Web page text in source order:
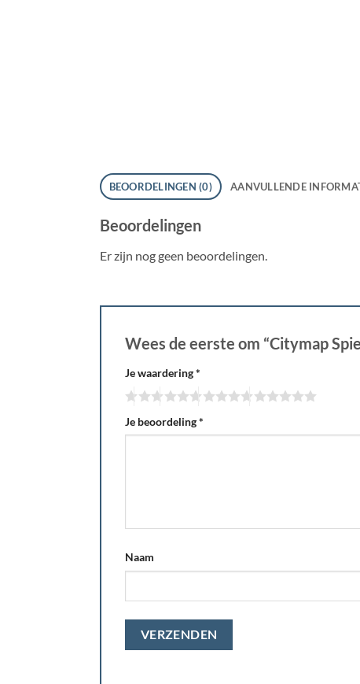
BEOORDELINGEN (0) AANVULLENDE
Beoordelingen
Er zijn nog geen beoordelingen.
Wees de eerste om “Citymap
Je waardering*
Je beoordeling*
Naam